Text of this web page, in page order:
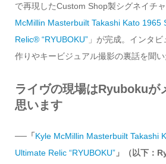
で再現したCustom Shop製シグネイチャ
McMillin Masterbuilt Takashi Kato
Relic® “RYUBOKU”」が完成。インタ
作りやキービジュアル撮影の裏話を聞い
ライヴの現場はRyubokuが
思います
──「 Kyle McMillin Masterbuilt Takashi
Ultimate Relic “RYUBOKU”」（以下：